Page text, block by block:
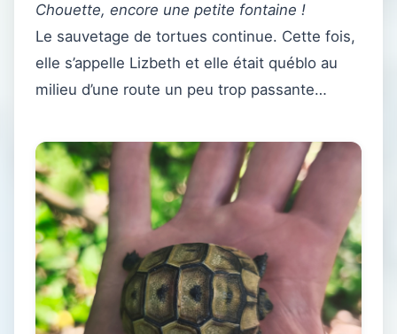
Chouette, encore une petite fontaine !
Le sauvetage de tortues continue. Cette fois,
elle s’appelle Lizbeth et elle était québlo au
milieu d’une route un peu trop passante…